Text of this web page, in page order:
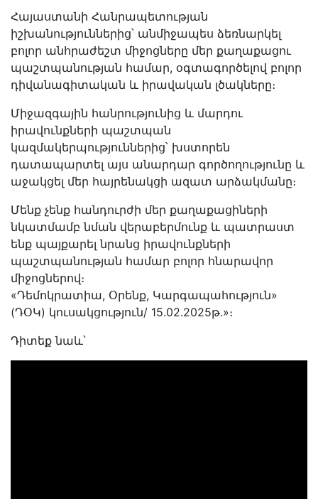
Հայաստանի Հանրապետության
իշխանություններից՝ անմիջապես ձեռնարկել
բոլոր անհրաժեշտ միջոցները մեր քաղաքացու
պաշտպանության համար, օգտագործելով բոլոր
դիվանագիտական և իրավական լծակները։
Միջազգային հանրությունից և մարդու
իրավունքների պաշտպան
կազմակերպություններից՝ խստորեն
դատապարտել այս անարդար գործողությունը և
աջակցել մեր հայրենակցի ազատ արձակմանը։
Մենք չենք հանդուրժի մեր քաղաքացիների
նկատմամբ նման վերաբերմունք և պատրաստ
ենք պայքարել նրանց իրավունքների
պաշտպանության համար բոլոր հնարավոր
միջոցներով։
«Դեմոկրատիա, Օրենք, Կարգապահություն»
(ԴՕԿ) կուսակցություն/ 15.02.2025թ.»։
Դիտեք նաև՝